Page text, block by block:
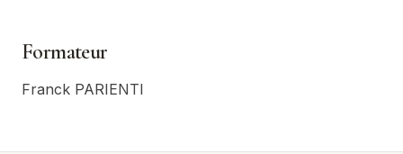
Formateur
Franck PARIENTI